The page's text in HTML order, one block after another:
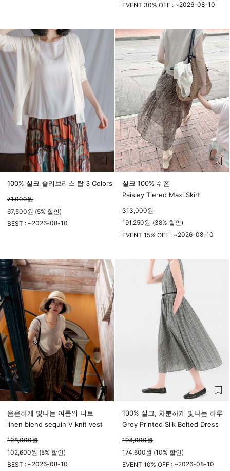
EVENT 30% OFF : ~2026-08-10
100% 실크 슬리브리스 탑 3 Colors
71,000원
67,500원 (5% 할인)
BEST : ~2026-08-10
실크 100% 쉬폰
Paisley Tiered Maxi Skirt
313,000원
191,250원 (38% 할인)
EVENT 15% OFF : ~2026-08-10
은은하게 빛나는 여름의 니트
linen blend sequin V knit vest
108,000원
102,600원 (5% 할인)
BEST : ~2026-08-10
100% 실크, 차분하게 빛나는 하루
Grey Printed Silk Belted Dress
194,000원
174,600원 (10% 할인)
EVENT 10% OFF : ~2026-08-10